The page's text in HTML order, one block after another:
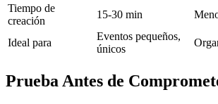
Tiempo de
creación
15-30 min
Ideal para
Eventos pequeños,
únicos
Prueba Antes de